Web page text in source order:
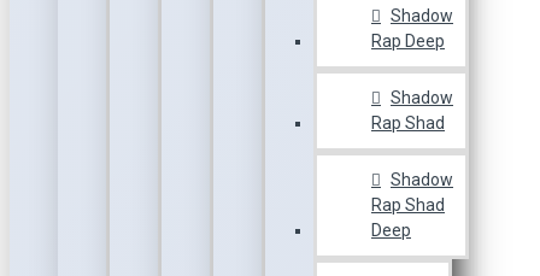
Shadow
Rap Deep
Shadow
Rap Shad
Shadow
Rap Shad
Deep